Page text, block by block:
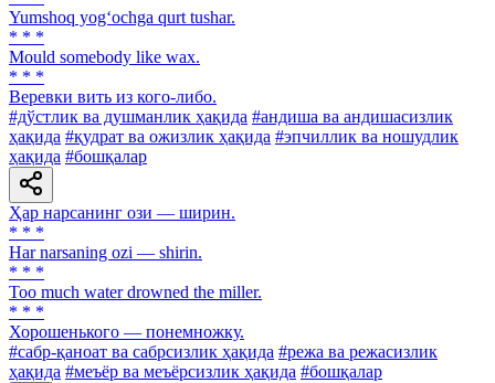
Yumshoq yog‘ochga qurt tushar.
* * *
Mould somebody like wax.
* * *
Веревки вить из кого-либо.
#дўстлик ва душманлик ҳақида #андиша ва андишасизлик
ҳақида #қудрат ва ожизлик ҳақида #эпчиллик ва ношудлик
ҳақида #бошқалар
Ҳар нарсанинг ози — ширин.
* * *
Har narsaning ozi — shirin.
* * *
Too much water drowned the miller.
* * *
Хорошенького — понемножку.
#сабр-қаноат ва сабрсизлик ҳақида #режа ва режасизлик
ҳақида #меъёр ва меъёрсизлик ҳақида #бошқалар